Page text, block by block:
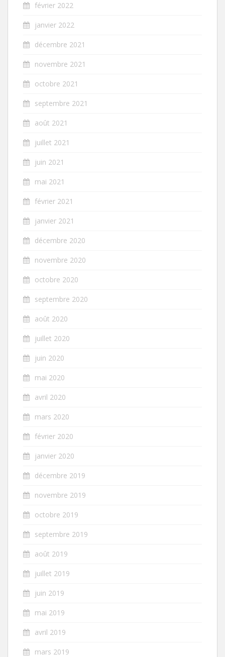
février 2022
janvier 2022
décembre 2021
novembre 2021
octobre 2021
septembre 2021
août 2021
juillet 2021
juin 2021
mai 2021
février 2021
janvier 2021
décembre 2020
novembre 2020
octobre 2020
septembre 2020
août 2020
juillet 2020
juin 2020
mai 2020
avril 2020
mars 2020
février 2020
janvier 2020
décembre 2019
novembre 2019
octobre 2019
septembre 2019
août 2019
juillet 2019
juin 2019
mai 2019
avril 2019
mars 2019